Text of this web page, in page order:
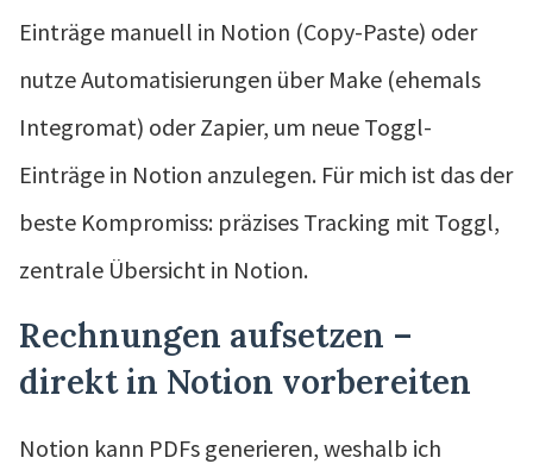
Einträge manuell in Notion (Copy-Paste) oder
nutze Automatisierungen über Make (ehemals
Integromat) oder Zapier, um neue Toggl-
Einträge in Notion anzulegen. Für mich ist das der
beste Kompromiss: präzises Tracking mit Toggl,
zentrale Übersicht in Notion.
Rechnungen aufsetzen –
direkt in Notion vorbereiten
Notion kann PDFs generieren, weshalb ich